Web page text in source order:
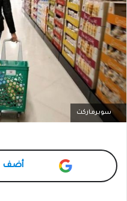
سوبرماركت
أضف